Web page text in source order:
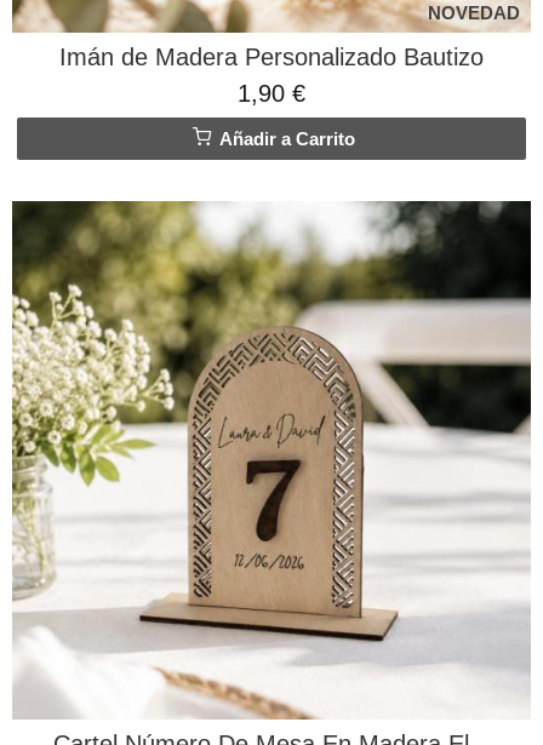
NOVEDAD
Imán de Madera Personalizado Bautizo
1,90 €
Añadir a Carrito